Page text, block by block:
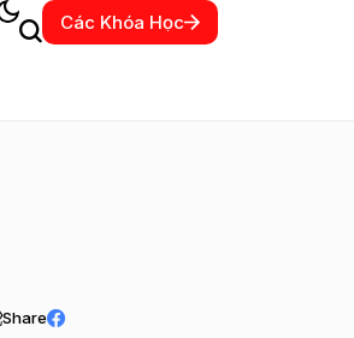
Các Khóa Học
Share